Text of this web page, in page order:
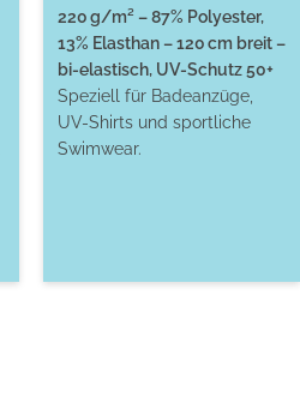
220 g/m² – 87% Polyester,
13% Elasthan – 120 cm breit –
bi-elastisch, UV-Schutz 50+
Speziell für Badeanzüge,
UV-Shirts und sportliche
Swimwear.